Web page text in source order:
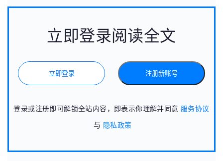
立即登录阅读全文
立即登录 注册新账号
登录或注册即可解锁全站内容，即表示你理解并同意 服务协议
与 隐私政策